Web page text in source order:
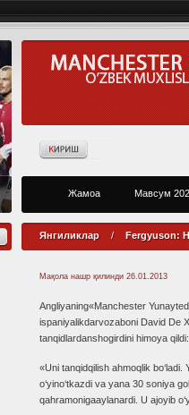
Жамоа Мавсум
Янгиликлар / Fergyuson:
Мақола нашр қилинди 26.01.2013
Angliyaning«Manchester
ispaniyalikdarvozaboni David De
tanqidlardanshogirdini himoya qildi:
«Uni tanqidqilish ahmoqlik
o‘yino‘tkazdi va yana 30 soniya
qahramonigaaylanardi. U ajoyib